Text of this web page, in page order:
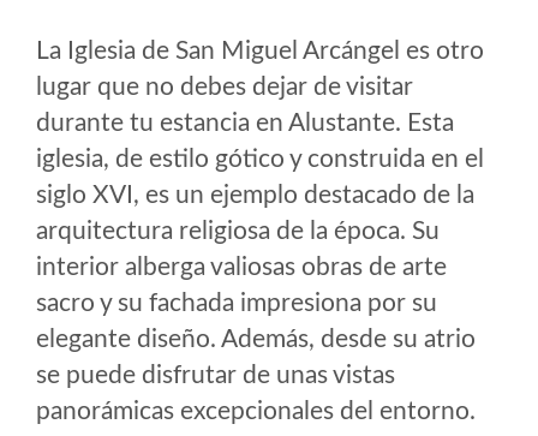
La Iglesia de San Miguel Arcángel es otro
lugar que no debes dejar de visitar
durante tu estancia en Alustante. Esta
iglesia, de estilo gótico y construida en el
siglo XVI, es un ejemplo destacado de la
arquitectura religiosa de la época. Su
interior alberga valiosas obras de arte
sacro y su fachada impresiona por su
elegante diseño. Además, desde su atrio
se puede disfrutar de unas vistas
panorámicas excepcionales del entorno.